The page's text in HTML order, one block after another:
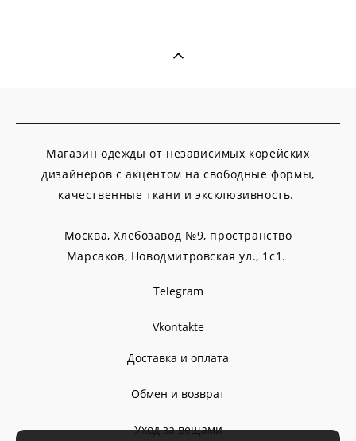
Магазин одежды от независимых корейских
дизайнеров с акцентом на свободные формы,
качественные ткани и эксклюзивность.
Москва, Хлебозавод №9, пространство
Марсаков, Новодмитровская ул., 1с1.
Telegram
Vkontakte
Доставка и оплата
Обмен и возврат
Уход за вещами